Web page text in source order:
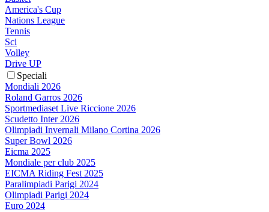
America's Cup
Nations League
Tennis
Sci
Volley
Drive UP
Speciali
Mondiali 2026
Roland Garros 2026
Sportmediaset Live Riccione 2026
Scudetto Inter 2026
Olimpiadi Invernali Milano Cortina 2026
Super Bowl 2026
Eicma 2025
Mondiale per club 2025
EICMA Riding Fest 2025
Paralimpiadi Parigi 2024
Olimpiadi Parigi 2024
Euro 2024